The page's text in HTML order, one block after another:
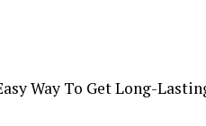
Way To Get Long-